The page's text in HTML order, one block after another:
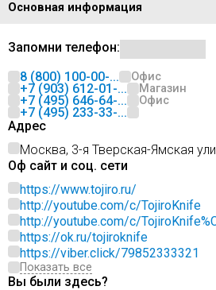
Основная информация
Запомни телефон:
8 (800) 100-00-...
Офис
+7 (903) 612-01-... Магазин
+7 (495) 646-64-... Офис
+7 (495) 233-33-...
Адрес
Москва, 3-я Тверская-Ямская
Оф сайт и соц. сети
https://www.tojiro.ru/
http://youtube.com/c/TojiroKnife
http://youtube.com/c/
https://ok.ru/tojiroknife
https://viber.click/79852333321
Показать все
Вы были здесь?